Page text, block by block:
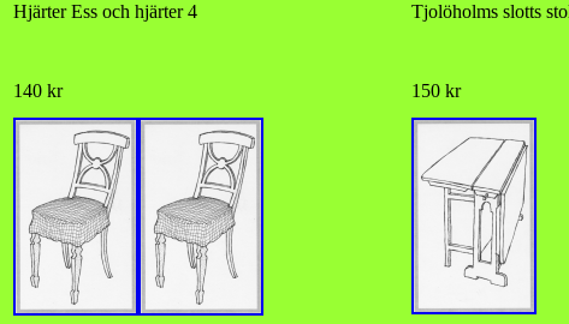
Hjärter Ess och hjärter 4
Tjolöholms slotts
140 kr 150 kr